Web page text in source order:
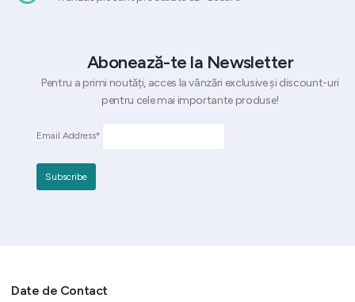
Abonează-te la Newsletter
Pentru a primi noutăți, acces la vânzări exclusive și discount-uri
pentru cele mai importante produse!
Email Address*
Date de Contact